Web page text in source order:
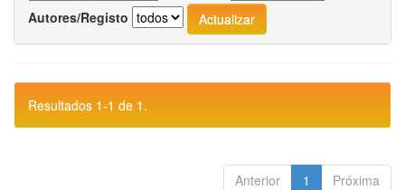
Autores/Registo
Resultados 1-1 de 1.
Anterior 1 Próxima